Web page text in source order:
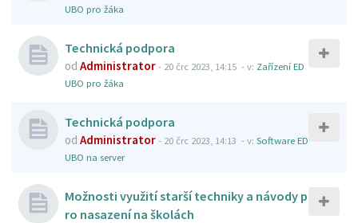
UBO pro žáka
Technická podpora
od Administrator- 20 črc 2023, 14:15 - v: Zařízení ED
UBO pro žáka
Technická podpora
od Administrator- 20 črc 2023, 14:13 - v: Software ED
UBO na server
Možnosti využití starší techniky a návody p
ro nasazení na školách